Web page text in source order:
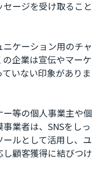
ージを受け取ること
ケーション用のチャ
企業は宣伝やマーケ
いない印象がありま
等の個人事業主や個
業者は、SNSをしっ
ルとして活用し、ユ
顧客獲得に結びつけ